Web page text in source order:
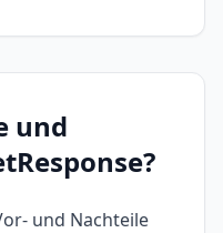
und
?
und Nachteile